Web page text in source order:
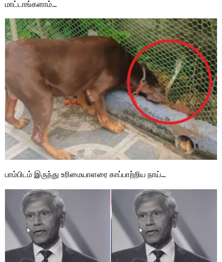
மாட்டாங்களாம்…
பாம்பிடம் இருந்து உரிமையாளரை காப்பாற்றிய நாய்…